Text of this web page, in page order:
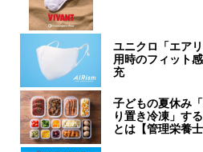
ユニクロ「エア
用時のフィット
充
子どもの夏休み
り置き冷凍」す
とは【管理栄養士